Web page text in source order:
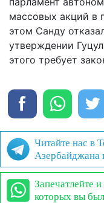
массовых акций в
этом Санду
утверждении
этого требует
Читайте нас в
Азербайджана
Запечатлейте
которых вы